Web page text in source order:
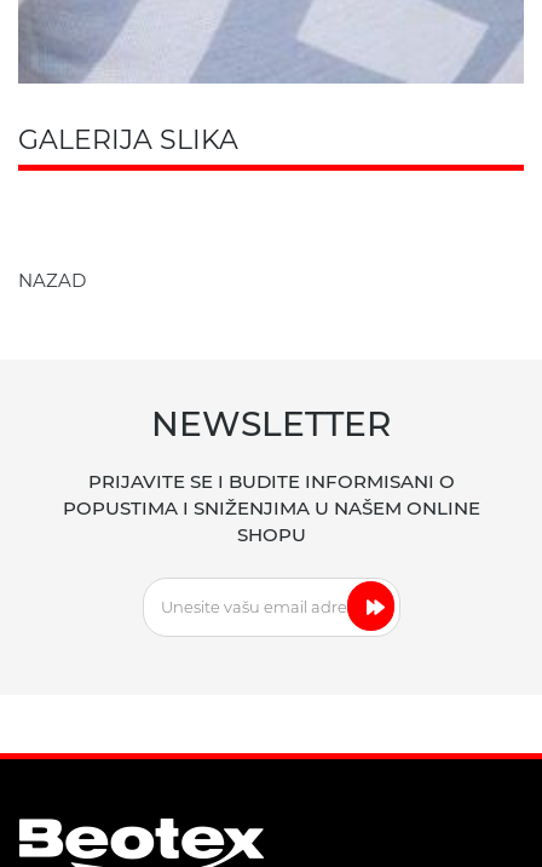
GALERIJA SLIKA
NAZAD
NEWSLETTER
PRIJAVITE SE I BUDITE INFORMISANI O
POPUSTIMA I SNIŽENJIMA U NAŠEM ONLINE
SHOPU